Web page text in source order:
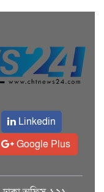
Linkedin
Google Plus